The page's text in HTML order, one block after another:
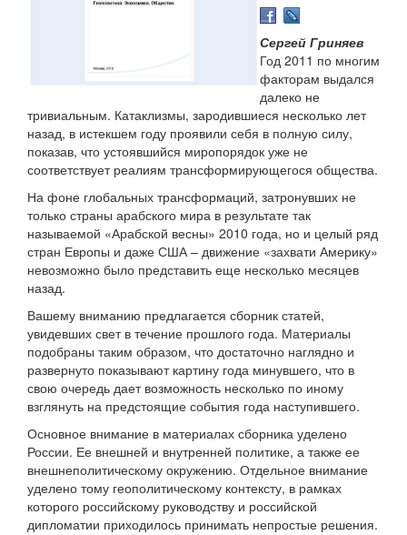
Сергей Гриняев
Год 2011 по многим
факторам выдался
далеко не
тривиальным. Катаклизмы, зародившиеся несколько лет
назад, в истекшем году проявили себя в полную силу,
показав, что устоявшийся миропорядок уже не
соответствует реалиям трансформирующегося общества.
На фоне глобальных трансформаций, затронувших не
только страны арабского мира в результате так
называемой «Арабской весны» 2010 года, но и целый ряд
стран Европы и даже США – движение «захвати Америку»
невозможно было представить еще несколько месяцев
назад.
Вашему вниманию предлагается сборник статей,
увидевших свет в течение прошлого года. Материалы
подобраны таким образом, что достаточно наглядно и
развернуто показывают картину года минувшего, что в
свою очередь дает возможность несколько по иному
взглянуть на предстоящие события года наступившего.
Основное внимание в материалах сборника уделено
России. Ее внешней и внутренней политике, а также ее
внешнеполитическому окружению. Отдельное внимание
уделено тому геополитическому контексту, в рамках
которого российскому руководству и российской
дипломатии приходилось принимать непростые решения.